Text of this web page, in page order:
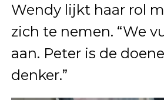
Wendy lijkt haar rol
zich te nemen. “We
aan. Peter is de
denker.”